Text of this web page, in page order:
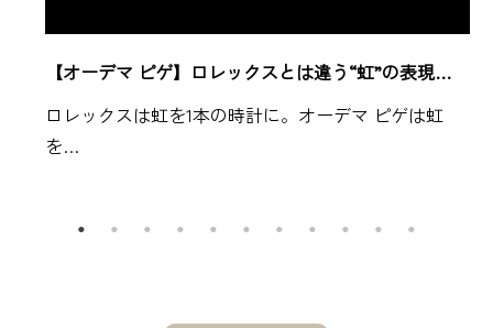
【オーデマ ピゲ】ロレックスとは違う“虹”の表現…
ロレックスは虹を1本の時計に。オーデマ ピゲは虹
を…